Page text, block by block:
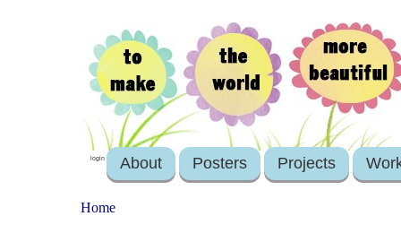
login About Posters Projects
Home